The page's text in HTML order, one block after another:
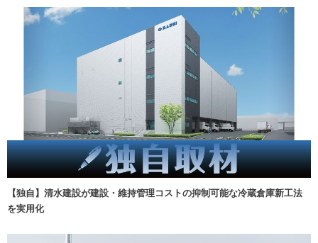
【独自】清水建設が建設・維持管理コストの抑制可能な冷蔵倉庫新工法
を実用化